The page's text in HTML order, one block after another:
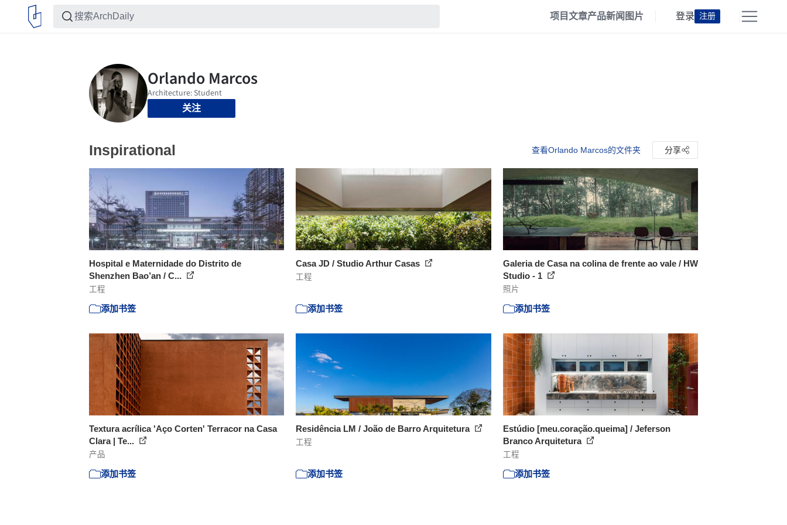
项目文章产品新闻 图片 登录 注册
关注
Inspirational 查看Orlando Marcos的文件夹 分享
Hospital e Maternidade do Distrito de
Shenzhen Bao’an / C...
工程
添加书签
Casa JD / Studio Arthur Casas
工程
添加书签
Galeria de Casa na colina de frente ao vale / HW
Studio - 1
照片
添加书签
Textura acrílica 'Aço Corten' Terracor na Casa
Clara | Te...
产品
添加书签
Residência LM / João de Barro Arquitetura
工程
添加书签
Estúdio [meu.coração.queima] / Jeferson
Branco Arquitetura
工程
添加书签